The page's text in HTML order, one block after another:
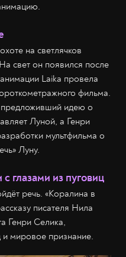
на светлячков
свет он появился после
Laika провела
фильма.
идею о
Луной, а Генри
мультфильма о
Луну.
глазами из пуговиц
речь. «Коралина в
писателя Нила
Генри Селика,
мировое признание.